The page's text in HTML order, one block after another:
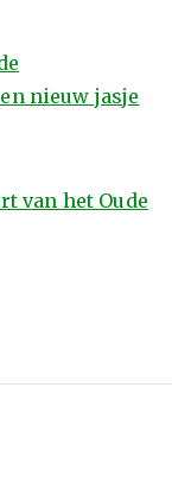
nieuw jasje
van het Oude